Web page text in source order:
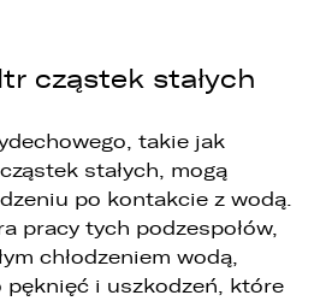
cząstek stałych
takie jak
stałych, mogą
po kontakcie z wodą.
pracy tych podzespołów,
chłodzeniem wodą,
pęknięć i uszkodzeń, które
sp. z o.o. ul. Portowa 2 44-100
z o.o. ul. B. Chrobrego 25 47-
sp. z o.o. Oddział w
Kościuszki 328 40-608
Opolska 2c 45-960 Opole.